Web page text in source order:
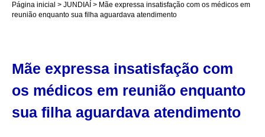
Página inicial JUNDIAÍ
Mãe expressa insatisfação com os médicos em
reunião enquanto sua filha aguardava atendimento
Mãe expressa insatisfação com
os médicos em reunião enquanto
sua filha aguardava atendimento